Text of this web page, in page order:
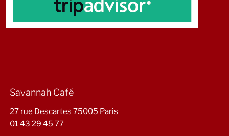
Savannah Café
27 rue Descartes 75005 Paris
01 43 29 45 77